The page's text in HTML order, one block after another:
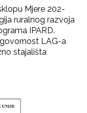
Mjere 202-
ruralnog razvoja
IPARD.
LAG-a
stajališta